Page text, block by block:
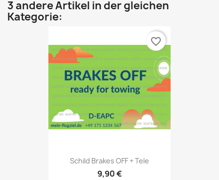
3 andere Artikel in der gleichen
Kategorie:
Schild Brakes OFF + Tele
9,90 €
favorite_border